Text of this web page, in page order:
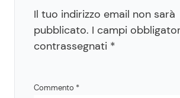
Il tuo indirizzo email non sarà
pubblicato. I campi
contrassegnati *
Commento *